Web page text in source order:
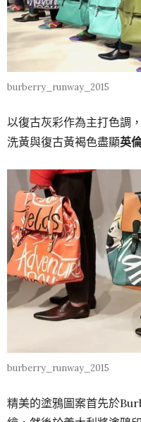
burberry_runway_2015
以復古灰彩作為主打色調
洗黃與復古黃褐色盡顯英
burberry_runway_2015
精美的塗鴉圖案首先於